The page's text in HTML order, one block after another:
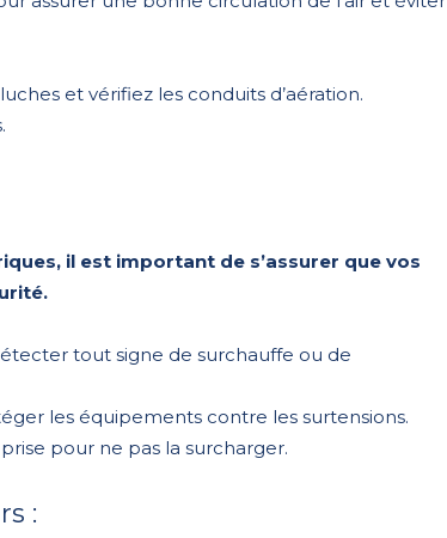
et vérifiez les conduits d’aération.
il est important de s’assurer que vos
tout signe de surchauffe ou de
les équipements contre les surtensions.
pour ne pas la surcharger.
: